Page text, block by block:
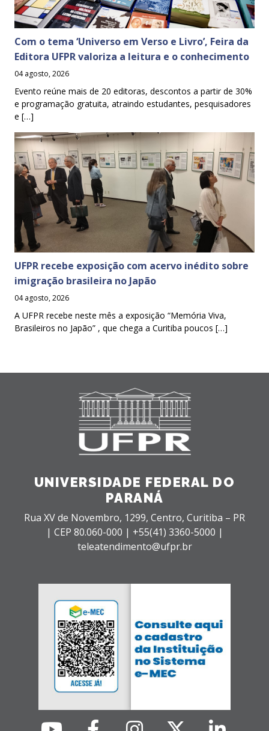
Com o tema ‘Universo em Verso e Livro’, Feira da
Editora UFPR valoriza a leitura e o conhecimento
04 agosto, 2026
Evento reúne mais de 20 editoras, descontos a partir de 30%
e programação gratuita, atraindo estudantes, pesquisadores
e […]
UFPR recebe exposição com acervo inédito sobre
imigração brasileira no Japão
04 agosto, 2026
A UFPR recebe neste mês a exposição “Memória Viva,
Brasileiros no Japão” , que chega a Curitiba poucos […]
UNIVERSIDADE FEDERAL DO
PARANÁ
Rua XV de Novembro, 1299, Centro, Curitiba – PR
| CEP 80.060-000 | +55(41) 3360-5000 |
teleatendimento@ufpr.br